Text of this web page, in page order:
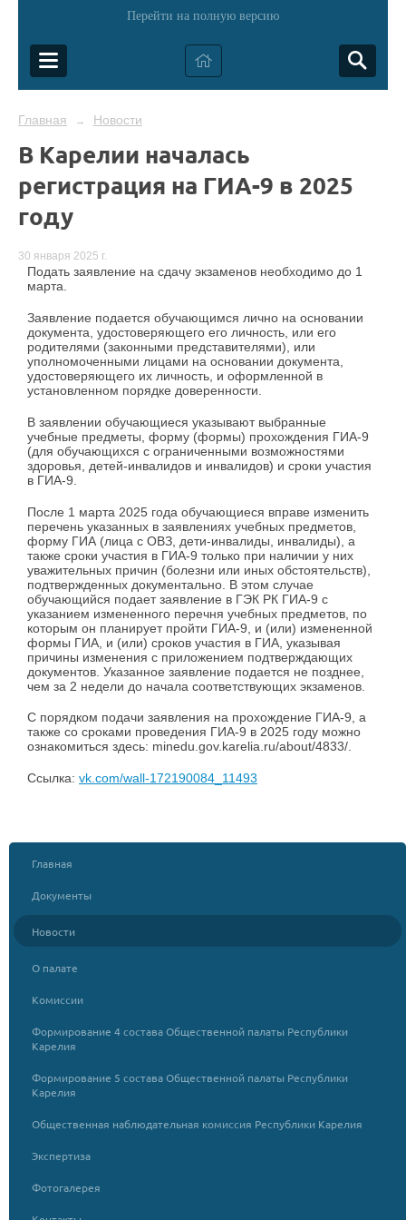
Перейти на полную версию
Главная → Новости
В Карелии началась
регистрация на ГИА-9 в 2025
году
30 января 2025 г.
Подать заявление на сдачу экзаменов необходимо до 1
марта.
Заявление подается обучающимся лично на основании
документа, удостоверяющего его личность, или его
родителями (законными представителями), или
уполномоченными лицами на основании документа,
удостоверяющего их личность, и оформленной в
установленном порядке доверенности.
В заявлении обучающиеся указывают выбранные
учебные предметы, форму (формы) прохождения ГИА-9
(для обучающихся с ограниченными возможностями
здоровья, детей-инвалидов и инвалидов) и сроки участия
в ГИА-9.
После 1 марта 2025 года обучающиеся вправе изменить
перечень указанных в заявлениях учебных предметов,
форму ГИА (лица с ОВЗ, дети-инвалиды, инвалиды), а
также сроки участия в ГИА-9 только при наличии у них
уважительных причин (болезни или иных обстоятельств),
подтвержденных документально. В этом случае
обучающийся подает заявление в ГЭК РК ГИА-9 с
указанием измененного перечня учебных предметов, по
которым он планирует пройти ГИА-9, и (или) измененной
формы ГИА, и (или) сроков участия в ГИА, указывая
причины изменения с приложением подтверждающих
документов. Указанное заявление подается не позднее,
чем за 2 недели до начала соответствующих экзаменов.
С порядком подачи заявления на прохождение ГИА-9, а
также со сроками проведения ГИА-9 в 2025 году можно
ознакомиться здесь: minedu.gov.karelia.ru/about/4833/.
Ссылка: vk.com/wall-172190084_11493
Главная
Документы
Новости
О палате
Комиссии
Формирование 4 состава Общественной палаты Республики
Карелия
Формирование 5 состава Общественной палаты Республики
Карелия
Общественная наблюдательная комиссия Республики Карелия
Экспертиза
Фотогалерея